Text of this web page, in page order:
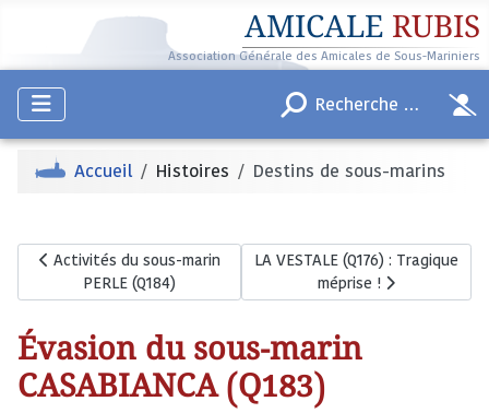
AMICALE RUBIS
Association Générale des Amicales de Sous-Mariniers
Accueil Histoires Destins de sous-marins
Article précédent : Activités du sous-marin PERLE (Q184)
Activités du sous-marin
PERLE (Q184)
Article suivant : LA VESTALE
LA VESTALE (Q176) : Tragique
méprise !
Évasion du sous-marin
CASABIANCA (Q183)